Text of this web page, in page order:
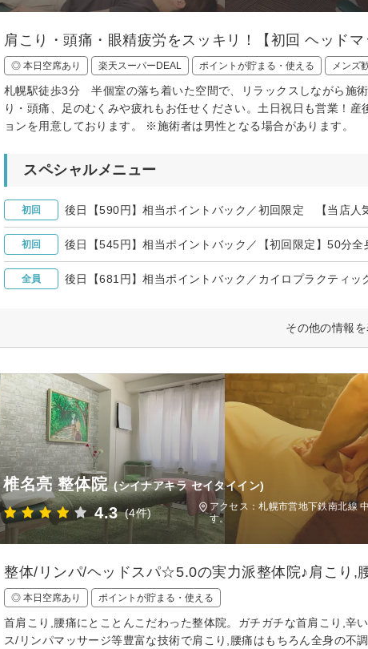
肩こり・頭痛・眼精疲労をスッキリ！【初回 ヘッド
◎ 本日空席あり 楽天スーパーDEAL ポイントが貯まる・使える メンズ
札幌駅徒歩3分 半個室の落ち着いた空間で、リラックスしながら施
り・頭痛、足のむくみや疲れもお任せください。土日祝日も営業！
ョンを用意しております。 ※施術者は男性となる場合があります。
スペシャルメニュー
初回
初回
全員 後日【681円】相当ポイントバック／カイロプラクティ
その他の情報
椎名亮 整体院 (シイナアキラ セイタイイン)
4.3 (4件)
アクセス：札幌市営地下鉄南北線
す。
整体/リンパ/ヘッドスパ☆5.0の実力派整体院♪肩こり,
◎ 本日空席あり ポイントが貯まる・使える
首肩こり,腰痛にとことんこだわった整体院。ガチガチな首肩こり,辛
ス/リンパマッサージ等豊富な技術で肩こり,腰痛はもちろん全身の不